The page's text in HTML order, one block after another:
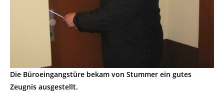
Die Büroeingangstüre bekam von Stummer ein gutes
Zeugnis ausgestellt.